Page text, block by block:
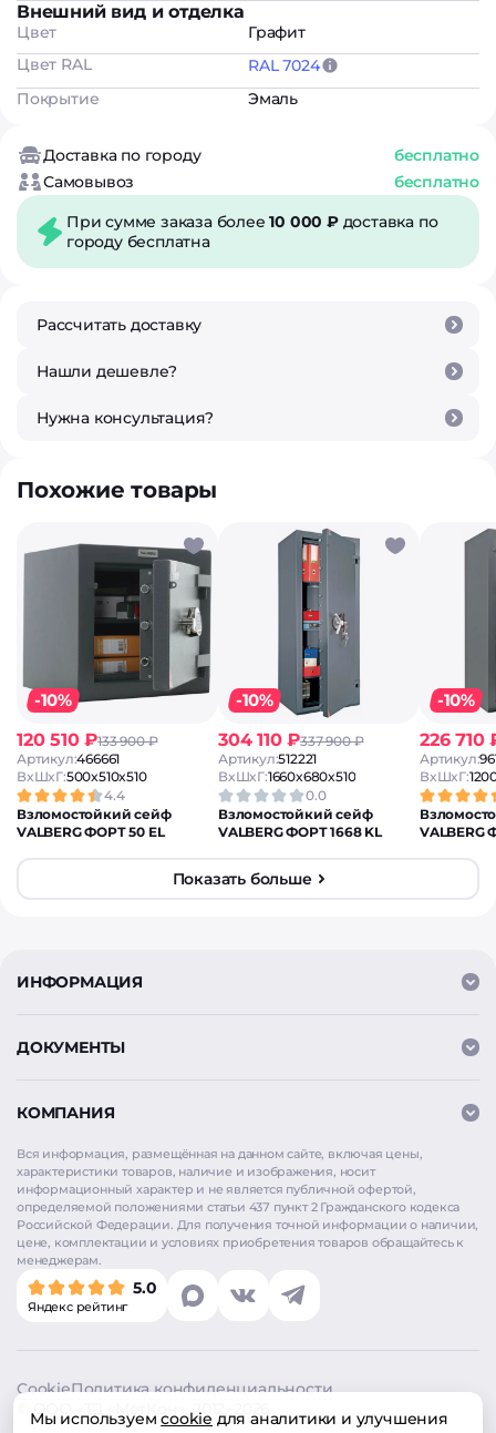
Внешний вид и отделка
Цвет
Графит
Цвет RAL
RAL 7024
Покрытие
Эмаль
Доставка по городу
бесплатно
Самовывоз
бесплатно
При сумме заказа более10 000 ₽доставка по
городу бесплатна
Рассчитать доставку
Нашли дешевле?
Нужна консультация?
Похожие товары
-10%
120 510 ₽133 900 ₽
Артикул:466661
ВxШxГ:500x510x510
4.4
Взломостойкий сейф
VALBERG ФОРТ 50 EL
-10%
304 110 ₽337 900 ₽
Артикул:512221
ВxШxГ:1660x680x510
0.0
Взломостойкий сейф
VALBERG ФОРТ 1668 KL
-10%
226 710
Артикул:
ВxШxГ:
VALBERG
Показать больше
Вся информация, размещённая на данном сайте, включая цены,
характеристики товаров, наличие и изображения, носит
информационный характер и не является публичной офертой,
определяемой положениями статьи 437 пункт 2 Гражданского кодекса
Российской Федерации. Для получения точной информации о наличии,
цене, комплектации и условиях приобретения товаров обращайтесь к
менеджерам.
5.0
Яндекс рейтинг
ИНФОРМАЦИЯ
ДОКУМЕНТЫ
КОМПАНИЯ
©ООО «ТД «МетКон» , 2012−2026
CookieПолитика конфиденциальности
Мы используем
работы сайта. Продолжая использовать сайт, вы
соглашаетесь на использование cookie. Нажимая
«Согласен», вы также даёте согласие на обработку
Согласен